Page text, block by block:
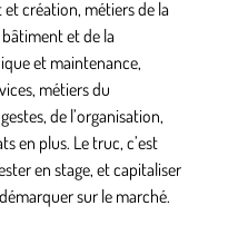
création, métiers de la
et de la
et maintenance,
métiers du
de l’organisation,
en plus. Le truc, c’est
en stage, et capitaliser
sur le marché.